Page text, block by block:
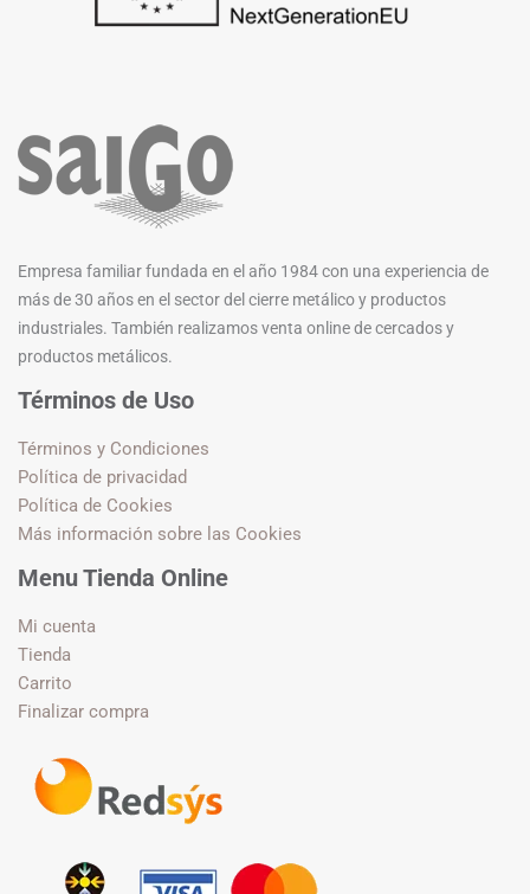
Empresa familiar fundada en el año 1984 con una experiencia de
más de 30 años en el sector del cierre metálico y productos
industriales. También realizamos venta online de cercados y
productos metálicos.
Términos de Uso
Términos y Condiciones
Política de privacidad
Política de Cookies
Más información sobre las Cookies
Menu Tienda Online
Mi cuenta
Tienda
Carrito
Finalizar compra